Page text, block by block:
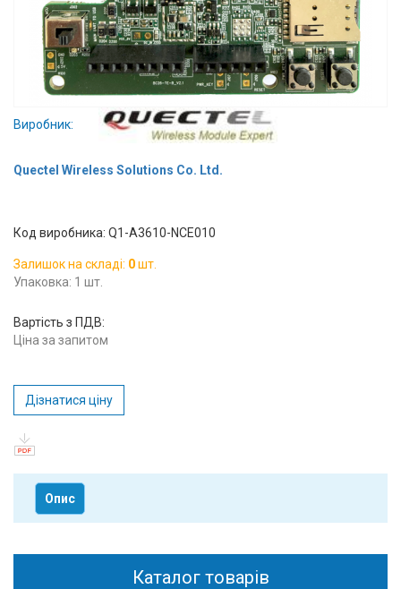
Вхід/
авторизація
Виробники
Тех.
Підтримка
Виробник:
Quectel Wireless Solutions Co. Ltd.
Код виробника: Q1-A3610-NCE010
Залишок на складі: 0шт.
Упаковка: 1 шт.
Вартість з ПДВ:
Ціна за запитом
Дізнатися ціну
Опис
Каталог товарів